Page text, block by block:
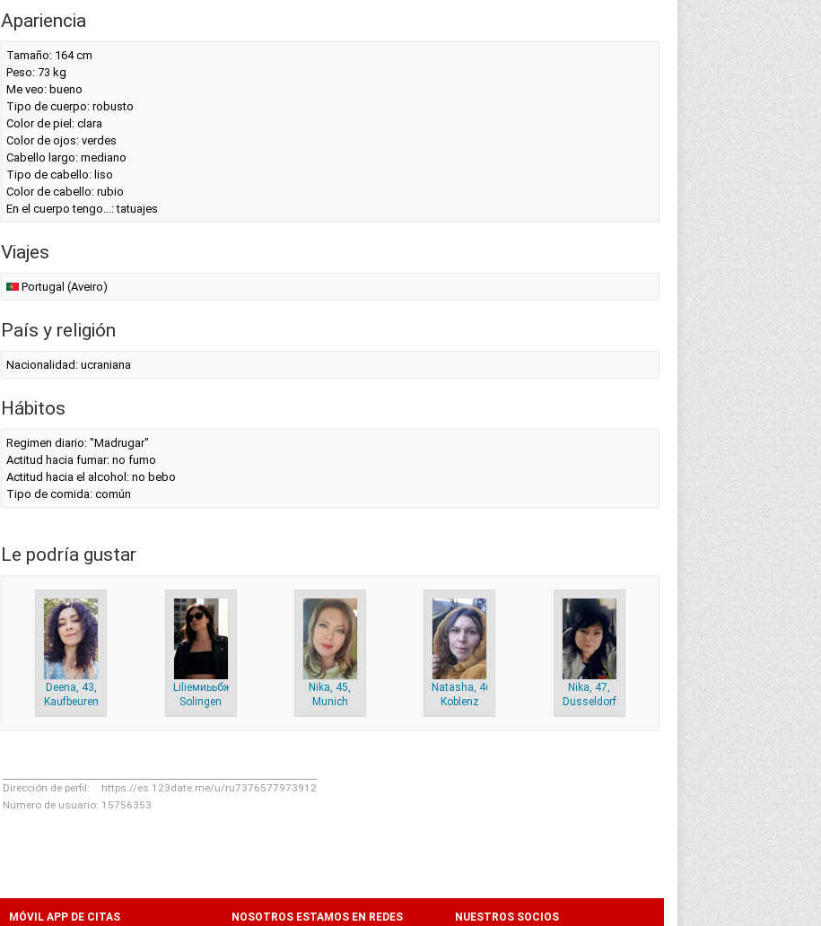
Apariencia
Tamaño: 164 cm
Peso: 73 kg
Me veo: bueno
Tipo de cuerpo: robusto
Color de piel: clara
Color de ojos: verdes
Cabello largo: mediano
Tipo de cabello: liso
Color de cabello: rubio
En el cuerpo tengo...: tatuajes
Viajes
Portugal (Aveiro)
País y religión
Nacionalidad: ucraniana
Hábitos
Regimen diario: "Madrugar"
Actitud hacia fumar: no fumo
Actitud hacia el alcohol: no bebo
Tipo de comida: común
Le podría gustar
Deena, 43,
Kaufbeuren
Lilieмиььбжжж, 41,
Solingen
Nika, 45,
Munich
Natasha, 46,
Koblenz
Nika, 47,
Dusseldorf
Dirección de perfil:
https://es.123date.me/u/ru7376577973912
Número de usuario: 15756353
MÓVIL APP DE CITAS NOSOTROS ESTAMOS EN REDES NUESTROS SOCIOS